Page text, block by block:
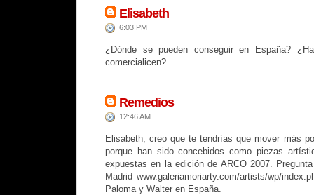
Elisabeth
6:03 PM
¿Dónde se pueden conseguir en España?
comercialicen?
Remedios
12:46 AM
Elisabeth, creo que te tendrías que mover más
porque han sido concebidos como piezas
expuestas en la edición de ARCO 2007.
Madrid www.galeriamoriarty.com/artists/wp/
Paloma y Walter en España.